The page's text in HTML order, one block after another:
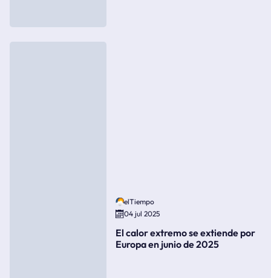
elTiempo
04 jul 2025
El calor extremo se extiende por
Europa en junio de 2025